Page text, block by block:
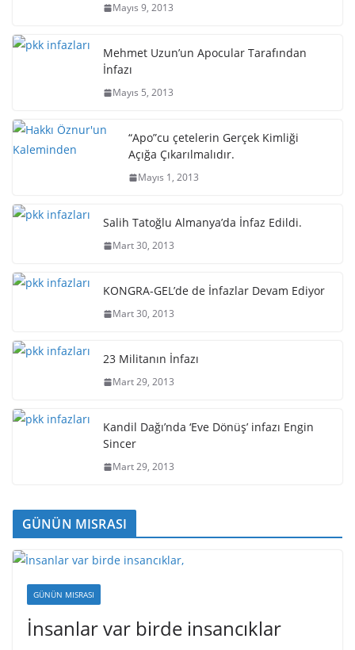
Mayıs 9, 2013
Mehmet Uzun’un Apocular Tarafından
İnfazı
Mayıs 5, 2013
“Apo”cu çetelerin Gerçek Kimliği
Açığa Çıkarılmalıdır.
Mayıs 1, 2013
Salih Tatoğlu Almanya’da İnfaz Edildi.
Mart 30, 2013
KONGRA-GEL’de de İnfazlar Devam Ediyor
Mart 30, 2013
23 Militanın İnfazı
Mart 29, 2013
Kandil Dağı’nda ‘Eve Dönüş’ infazı Engin
Sincer
Mart 29, 2013
GÜNÜN MISRASI
GÜNÜN MISRASI
İnsanlar var birde insancıklar